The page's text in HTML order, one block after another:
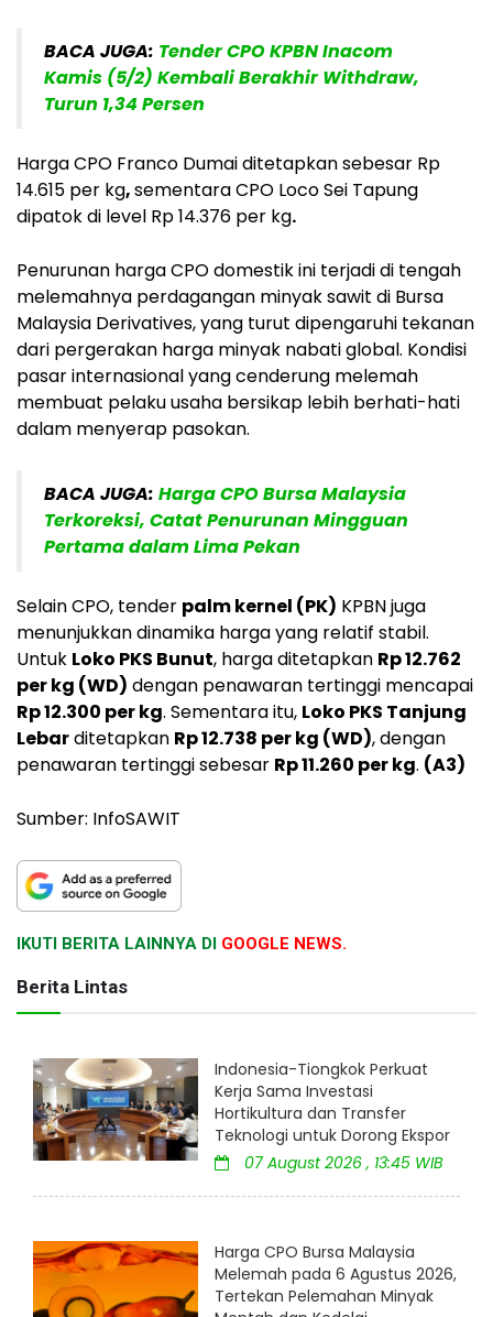
BACA JUGA: Tender CPO KPBN Inacom
Kamis (5/2) Kembali Berakhir Withdraw,
Turun 1,34 Persen
HargaCPO Franco Dumaiditetapkan sebesar Rp
14.615 per kg,sementaraCPO Loco Sei Tapung
dipatok di level Rp 14.376 per kg.
Penurunan harga CPO domestik ini terjadi di tengah
melemahnya perdagangan minyak sawit di Bursa
Malaysia Derivatives, yang turut dipengaruhi tekanan
dari pergerakan harga minyak nabati global. Kondisi
pasar internasional yang cenderung melemah
membuat pelaku usaha bersikap lebih berhati-hati
dalam menyerap pasokan.
BACA JUGA: Harga CPO Bursa Malaysia
Terkoreksi, Catat Penurunan Mingguan
Pertama dalam Lima Pekan
Selain CPO, tender palm kernel (PK) KPBN juga
menunjukkan dinamika harga yang relatif stabil.
Untuk Loko PKS Bunut, harga ditetapkan Rp 12.762
per kg (WD) dengan penawaran tertinggi mencapai
Rp 12.300 per kg. Sementara itu, Loko PKS Tanjung
Lebarditetapkan Rp 12.738 per kg (WD), dengan
penawaran tertinggi sebesar Rp 11.260 per kg. (A3)
Sumber: InfoSAWIT
IKUTI BERITA LAINNYA DI GOOGLE NEWS.
Berita Lintas
Indonesia-Tiongkok Perkuat
Kerja Sama Investasi
Hortikultura dan Transfer
Teknologi untuk Dorong Ekspor
07 August 2026 , 13:45 WIB
Harga CPO Bursa Malaysia
Melemah pada 6 Agustus 2026,
Tertekan Pelemahan Minyak